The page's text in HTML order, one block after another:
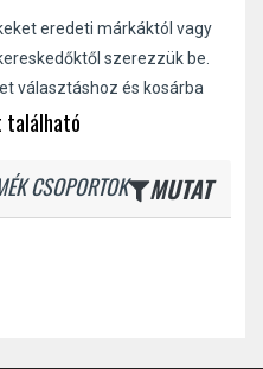
eredeti márkáktól vagy
szerezzük be.
választáshoz és kosárba
CSOPORTOK MUTAT